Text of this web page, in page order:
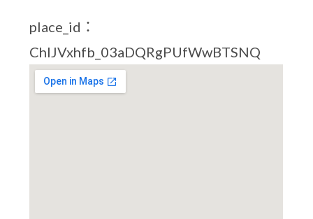
place_id：
ChIJVxhfb_03aDQRgPUfWwBTSNQ